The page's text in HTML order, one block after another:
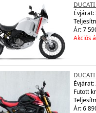
DUCATI
Évjárat:
Ár: 7
Akciós
Évjárat:
Futott
Ár: 6